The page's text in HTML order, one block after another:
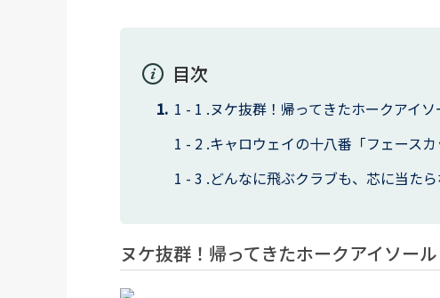
目次
ヌケ抜群！帰ってきたホークアイソ
キャロウェイの十八番「フェース
どんなに飛ぶクラブも、芯に当た
ヌケ抜群！帰ってきたホークアイソール